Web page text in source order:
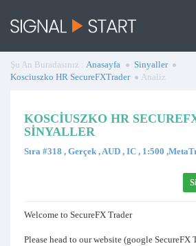
Şu An Buradasınız : Anasayfa
Sinyaller
Kosciuszko HR SecureFXTrader
Analiz
KOSCIUSZKO HR
SINYALLER
Sıra #318 , Gerçek , AUD , IC , 1:500
Welcome to SecureFX Trader
Please head to our website (google SecureFX